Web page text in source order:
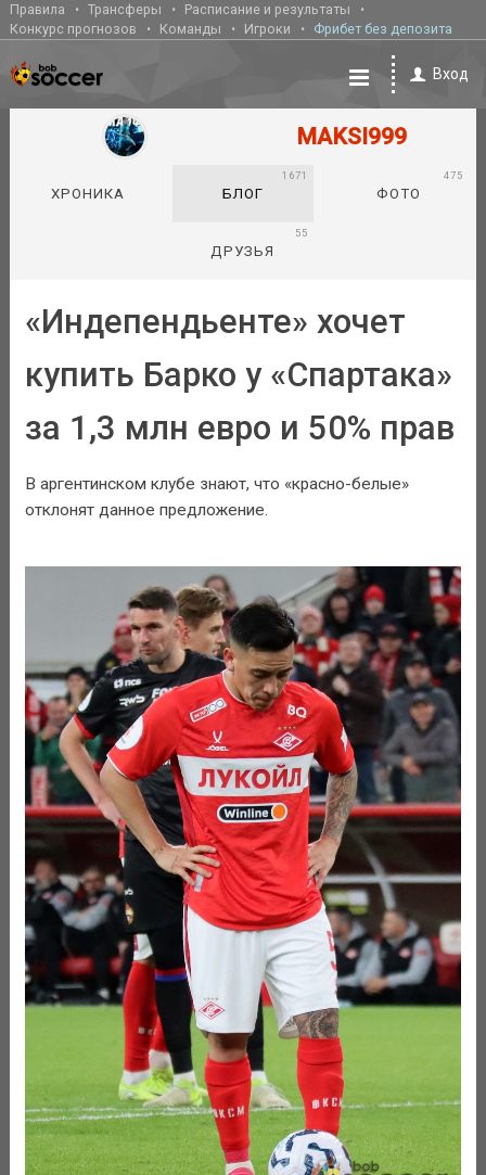
Правила Трансферы
Расписание и результаты
Конкурс прогнозов
Команды Игроки Фрибет без депозита
Вход
MAKSI999
ХРОНИКА БЛОГ
1671
ФОТО
475
ДРУЗЬЯ
55
«Индепендьенте» хочет
купить Барко у «Спартака»
за 1,3 млн евро и 50% прав
В аргентинском клубе знают, что «красно-белые»
отклонят данное предложение.